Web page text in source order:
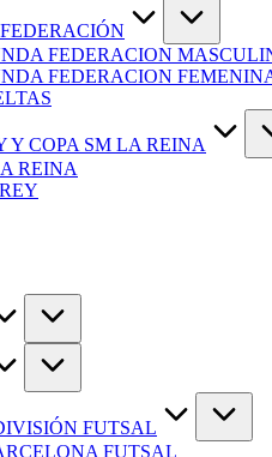
FEDERACION
FEDERACION
Y COPA SM LA REINA
REINA
FUTSAL
FUTSAL